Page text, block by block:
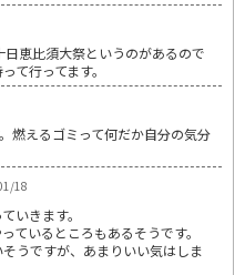
恵比須大祭というのがあるので
て行ってます。
燃えるゴミって何だか自分の気分
18
いきます。
ているところもあるそうです。
うですが、あまりいい気はしま